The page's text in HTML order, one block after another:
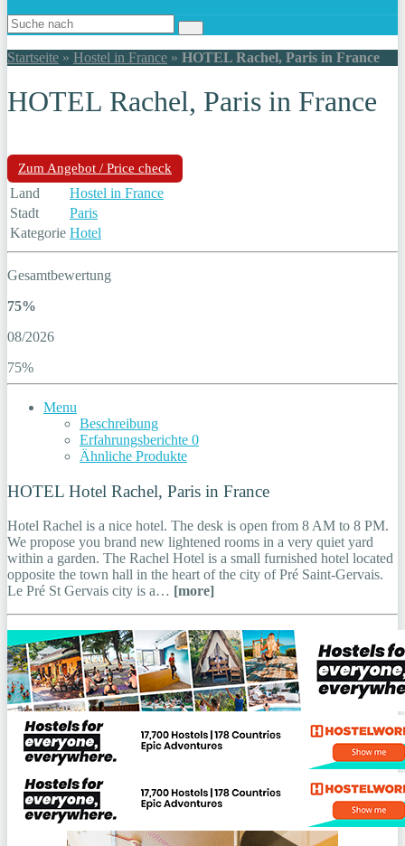
Startseite » Hostel in France » HOTEL Rachel, Paris in France
HOTEL Rachel, Paris in France
Zum Angebot / Price check
Land
Hostel in France
Stadt
Paris
Kategorie Hotel
Gesamtbewertung
75%
08/2026
75%
Menu
Beschreibung
Erfahrungsberichte 0
Ähnliche Produkte
HOTEL Hotel Rachel, Paris in France
Hotel Rachel is a nice hotel. The desk is open from 8 AM to 8 PM.
We propose you brand new lightened rooms in a very quiet yard
within a garden. The Rachel Hotel is a small furnished hotel located
opposite the town hall in the heart of the city of Pré Saint-Gervais.
Le Pré St Gervais city is a… [more]